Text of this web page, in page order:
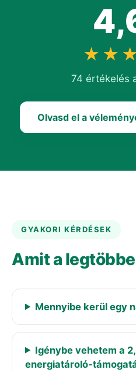
74 értékelés
Olvasd el a
GYAKORI KÉRDÉSEK
Amit a
Mennyibe kerül egy
Igénybe vehetem a
energiatároló-